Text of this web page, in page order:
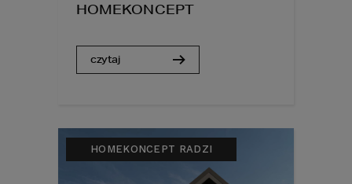
HOMEKONCEPT
czytaj
HOMEKONCEPT RADZI